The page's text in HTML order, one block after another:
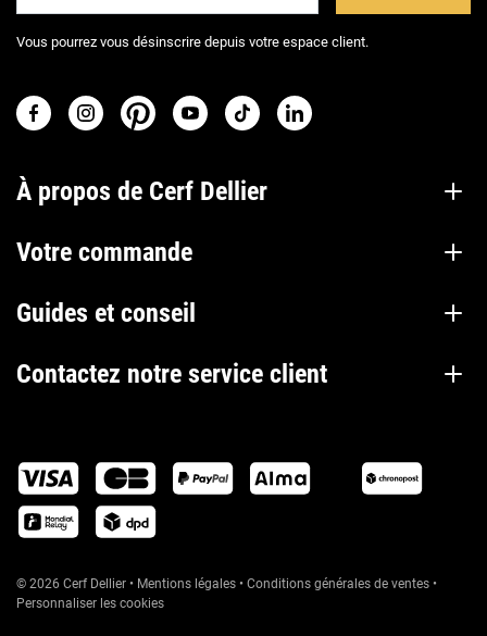
Vous pourrez vous désinscrire depuis votre espace client.
À propos de Cerf Dellier
Votre commande
Guides et conseil
Contactez notre service client
© 2026 Cerf Dellier • Mentions légales • Conditions générales de ventes •
Personnaliser les cookies